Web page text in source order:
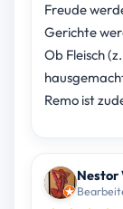
Freude
Gerichte
Ob Fleisch
Remo ist
Nestor